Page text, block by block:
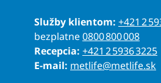
Služby klientom: +421 2
bezplatne0800 800 008
Recepcia: +421 2 5936 3225
E-mail: metlife@metlife.sk